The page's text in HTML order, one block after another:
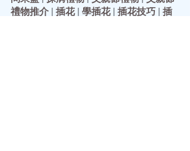
禮物推介 | 插花 | 學插花 | 插花技巧 | 插